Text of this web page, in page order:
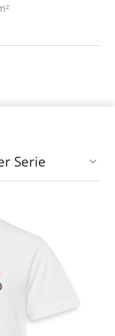
Serie